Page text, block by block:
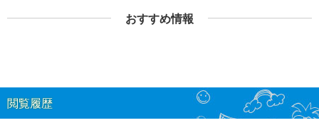
おすすめ情報
閲覧履歴